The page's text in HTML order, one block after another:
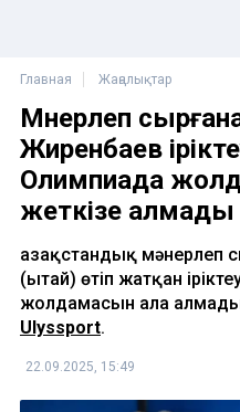
Главная Жаңалықтар
Мәнерлеп
Жиренбаев
Олимпиада
жеткізе алмады
Қазақстандық мәнерлеп
(Қытай) өтіп жатқан
жолдамасын ала
Ulyssport.
22.09.2025, 15:49